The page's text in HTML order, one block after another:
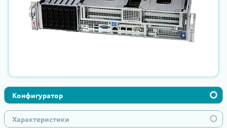
Конфигуратор
Характеристики